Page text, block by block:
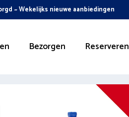
~ Wekelijks nieuwe aanbiedingen
Bezorgen Reserveren